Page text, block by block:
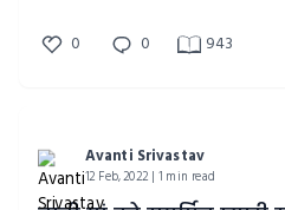
0 0 943
Avanti Srivastav
12 Feb, 2022 | 1 min read